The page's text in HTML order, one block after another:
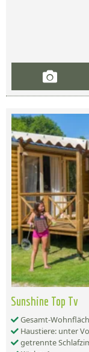
Sunshine Top Tv
Gesamt-
Haustiere: unter
getrennte